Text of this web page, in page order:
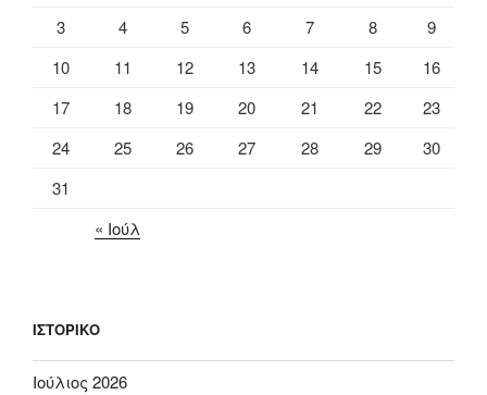
3
4 5 6 7 8
9
10
11 12 13 14 15
16
17
18 19 20 21 22
23
24
25 26 27 28 29
30
31
« Ιούλ
ΙΣΤΟΡΙΚΌ
Ιούλιος 2026